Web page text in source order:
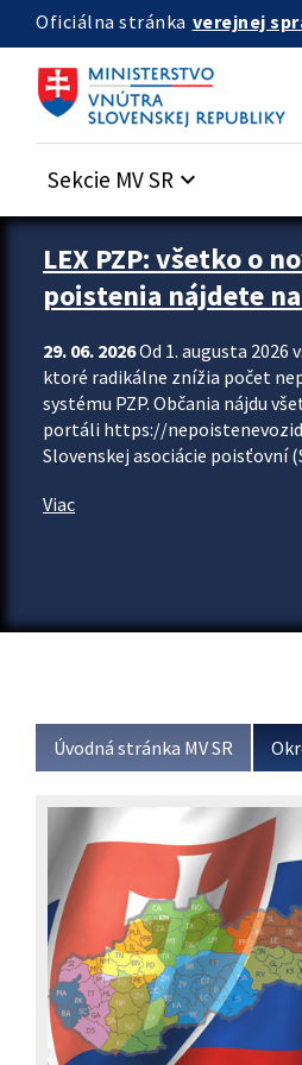
Preskocit na hlavný obsah
Oficiálna stránka verejnej
Sekcie MV SR keyboard_arrow_down
Zastavit automatický posun upútavok
LEX PZP: všetko o
poistenia nájdete
29. 06. 2026Od 1. augusta 2026
ktoré radikálne znížia počet
systému PZP. Občania nájdu
portáli https://
Slovenskej asociácie poisťovní
Viac
Úvodná stránka MV SR